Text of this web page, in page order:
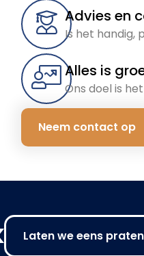
Advies en
Is het handig,
Alles is
Ons doel is
Neem contact op
Laten we eens